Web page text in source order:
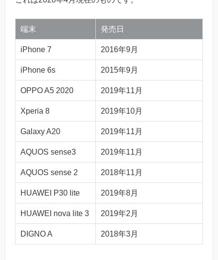
端末 発売日
iPhone 7 2016年9月
iPhone 6s 2015年9月
OPPO A5 2020 2019年11月
Xperia 8 2019年10月
Galaxy A20 2019年11月
AQUOS sense3 2019年11月
AQUOS sense 2 2018年11月
HUAWEI P30 lite 2019年8月
HUAWEI nova lite 3 2019年2月
DIGNO A 2018年3月